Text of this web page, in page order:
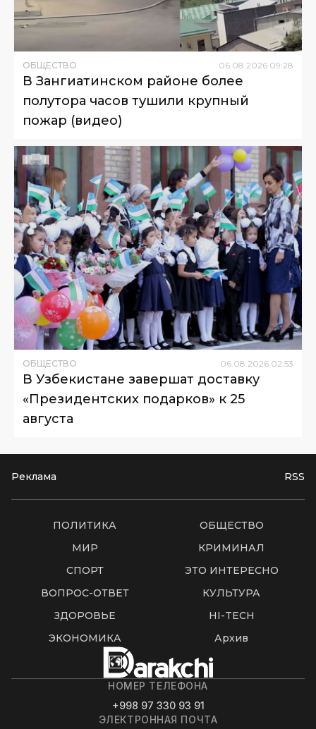
ОБЩЕСТВО 06.08.2026 09:28
В Зангиатинском районе более
полутора часов тушили крупный
пожар (видео)
ОБЩЕСТВО 06 08 2026 02:53
В Узбекистане завершат доставку
«Президентских подарков» к 25
августа
Реклама RSS
ПОЛИТИКА
ОБЩЕСТВО
МИР
КРИМИНАЛ
СПОРТ
ЭТО ИНТЕРЕСНО
ВОПРОС-ОТВЕТ
КУЛЬТУРА
ЗДОРОВЬЕ
HI-TECH
ЭКОНОМИКА
Архив
НОМЕР ТЕЛЕФОНА
+998 97 330 93 91
ЭЛЕКТРОННАЯ ПОЧТА